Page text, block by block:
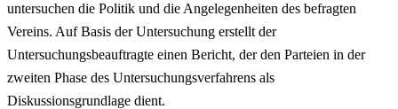
untersuchen die Politik und die Angelegenheiten des befragten
Vereins. Auf Basis der Untersuchung erstellt der
Untersuchungsbeauftragte einen Bericht, der den Parteien in der
zweiten Phase des Untersuchungsverfahrens als
Diskussionsgrundlage dient.